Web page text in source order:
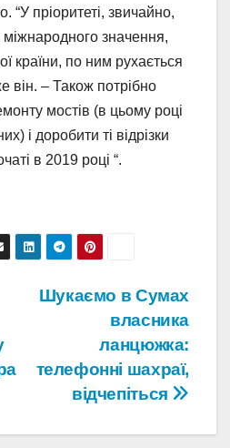
“У пріоритеті, звичайно,
міжнародного значення,
країни, по ним рухається
він. – Також потрібно
мостів (в цьому році
і доробити ті відрізки
в 2019 році “.
Шукаємо в Сумах
власника
ланцюжка:
телефонні шахраї,
відчепіться